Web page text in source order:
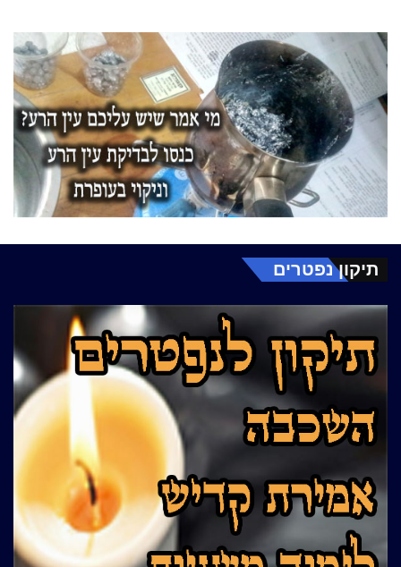
תיקון נפטרים